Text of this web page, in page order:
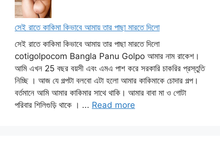
সেই রাতে কাকিমা কিভাবে আমায় তার পাছা মারতে দিলো
সেই রাতে কাকিমা কিভাবে আমায় তার পাছা মারতে দিলো
cotigolpocom Bangla Panu Golpo আমার নাম রাকেশ।
আমি এখন 25 বছর বয়সী এবং এমএ পাশ করে সরকারি চাকরির প্রস্তুতি
নিচ্ছি । আজ যে গল্পটা বলবো এটা হলো আমার কাকিমাকে চোদার গল্প।
বর্তমানে আমি আমার কাকিমার সাথে থাকি। আমার বাবা মা ও গোটা
পরিবার শিলিগুড়ি থাকে । ... Read more